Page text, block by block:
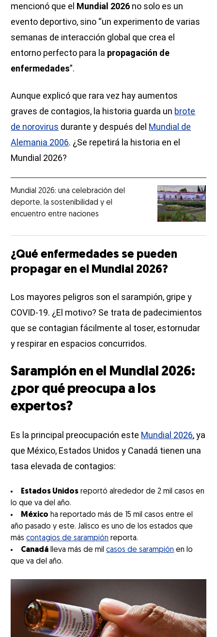
mencionó que el Mundial 2026 no solo es un
evento deportivo, sino “un experimento de varias
semanas de interacción global que crea el
entorno perfecto para la propagación de
enfermedades”.
Aunque explicó que rara vez hay aumentos
graves de contagios, la historia guarda un brote
de norovirus durante y después del Mundial de
Alemania 2006. ¿Se repetirá la historia en el
Mundial 2026?
Mundial 2026: una celebración del
deporte, la sostenibilidad y el
encuentro entre naciones
¿Qué enfermedades se pueden
propagar en el Mundial 2026?
Los mayores peligros son el sarampión, gripe y
COVID-19. ¿El motivo? Se trata de padecimientos
que se contagian fácilmente al toser, estornudar
y respirar en espacios concurridos.
Sarampión en el Mundial 2026:
¿por qué preocupa a los
expertos?
Es la principal preocupación este Mundial 2026, ya
que México, Estados Unidos y Canadá tienen una
tasa elevada de contagios:
Estados Unidos reportó alrededor de 2 mil casos en
lo que va del año.
México ha reportado más de 15 mil casos entre el
año pasado y este. Jalisco es uno de los estados que
máscontagios de sarampión reporta.
Canadá lleva más de milcasos de sarampión en lo
que va del año.